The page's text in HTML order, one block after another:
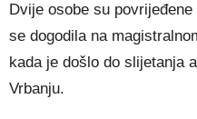
Dvije osobe su
se dogodila na
kada je došlo do slijetanja
Vrbanju.